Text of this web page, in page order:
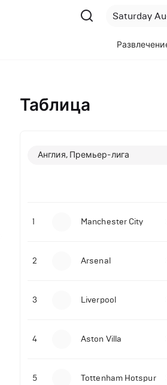
Таблица
Англия, Премьер-лига
1 Manchester City
2 Arsenal
3 Liverpool
4 Aston Villa
5 Tottenham Hotspur